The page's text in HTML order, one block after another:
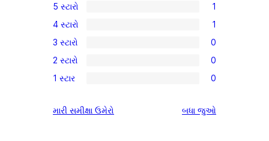
1
5-
સ્ટાર
સમીક્ષા
5 સ્ટારો 1
1
4-
સ્ટાર
સમીક્ષા
4 સ્ટારો 1
0
3-
સ્ટાર
3 સ્ટારો 0
0
2-
સમીક્ષાઓ
2 સ્ટારો 0
0
સ્ટાર
1 સ્ટાર 0
મારી સમીક્ષા ઉમેરો બધા સમીક્ષાઓ
જુઓ